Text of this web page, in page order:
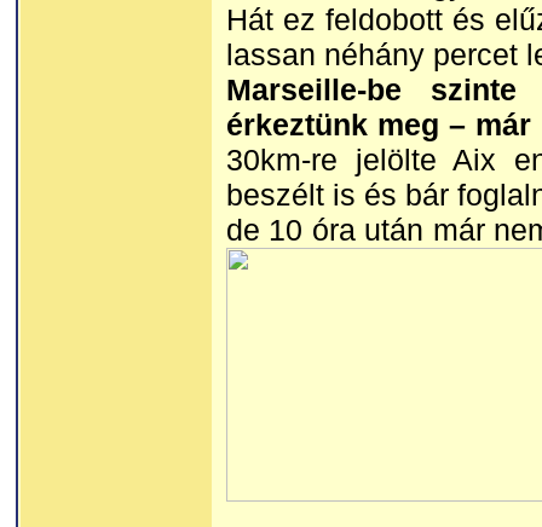
Hát ez feldobott és
lassan néhány percet
Marseille-be
érkeztünk meg –
30km-re jelölte Aix
beszélt is és bár
de 10 óra után már